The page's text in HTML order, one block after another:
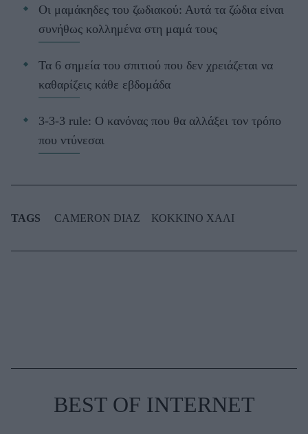
Οι μαμάκηδες του ζωδιακού: Αυτά τα ζώδια είναι
συνήθως κολλημένα στη μαμά τους
Τα 6 σημεία του σπιτιού που δεν χρειάζεται να
καθαρίζεις κάθε εβδομάδα
3-3-3 rule: Ο κανόνας που θα αλλάξει τον τρόπο
που ντύνεσαι
TAGS CAMERON DIAZ ΚΟΚΚΙΝΟ ΧΑΛΙ
BEST OF INTERNET